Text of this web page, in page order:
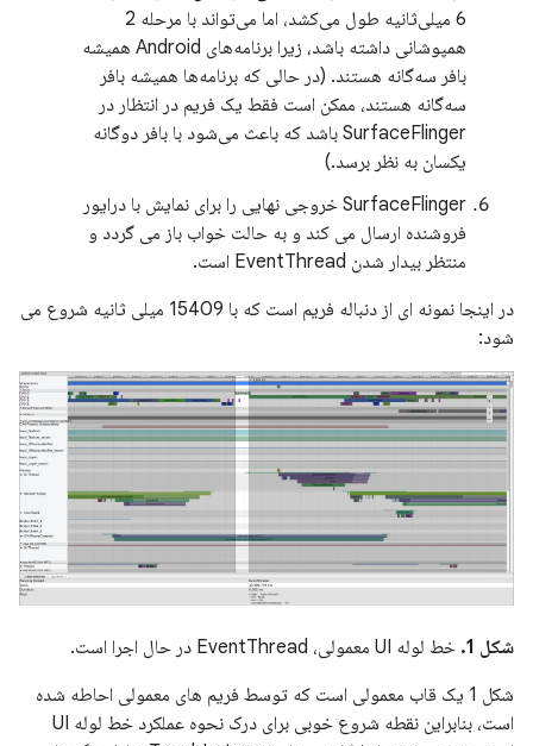
6 میلی‌ثانیه طول می‌کشد، اما می‌تواند با مرحله 2
همپوشانی داشته باشد، زیرا برنامه‌های Android همیشه
بافر سه‌گانه هستند. (در حالی که برنامه‌ها همیشه بافر
سه‌گانه هستند، ممکن است فقط یک فریم در انتظار در
SurfaceFlinger باشد که باعث می‌شود با بافر دوگانه
یکسان به نظر برسد.)
SurfaceFlinger خروجی نهایی را برای نمایش با درایور
فروشنده ارسال می کند و به حالت خواب باز می گردد و
منتظر بیدار شدن EventThread است.
در اینجا نمونه ای از دنباله فریم است که با 15409 میلی ثانیه شروع می
شود:
شکل 1.
خط لوله UI معمولی، EventThread در حال اجرا است.
شکل 1 یک قاب معمولی است که توسط فریم های معمولی احاطه شده
است، بنابراین نقطه شروع خوبی برای درک نحوه عملکرد خط لوله UI